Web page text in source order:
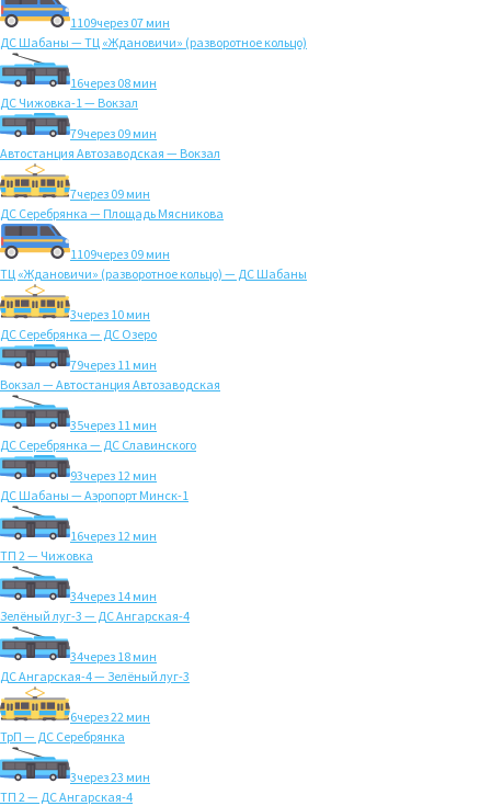
1109через 07 мин
ДС Шабаны — ТЦ «Ждановичи» (разворотное кольцо)
16через 08 мин
ДС Чижовка-1 — Вокзал
79через 09 мин
Автостанция Автозаводская — Вокзал
7через 09 мин
ДС Серебрянка — Площадь Мясникова
1109через 09 мин
ТЦ «Ждановичи» (разворотное кольцо) — ДС Шабаны
3через 10 мин
ДС Серебрянка — ДС Озеро
79через 11 мин
Вокзал — Автостанция Автозаводская
35через 11 мин
ДС Серебрянка — ДС Славинского
93через 12 мин
ДС Шабаны — Аэропорт Минск-1
16через 12 мин
ТП 2 — Чижовка
34через 14 мин
Зелёный луг-3 — ДС Ангарская-4
34через 18 мин
ДС Ангарская-4 — Зелёный луг-3
6через 22 мин
ТрП — ДС Серебрянка
3через 23 мин
ТП 2 — ДС Ангарская-4